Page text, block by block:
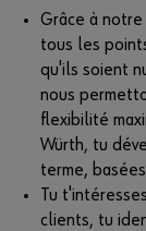
Grâce à notre
tous les
qu'ils soient
nous
flexibilité
Würth, tu
terme,
Tu
clients, tu